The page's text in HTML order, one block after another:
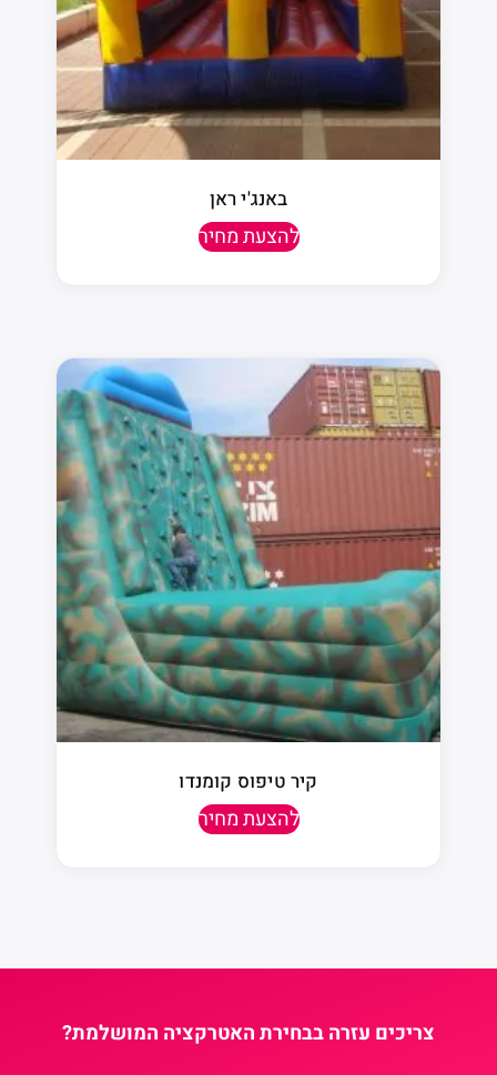
באנג'י ראן
להצעת מחיר
קיר טיפוס קומנדו
להצעת מחיר
צריכים עזרה בבחירת האטרקציה המושלמת?